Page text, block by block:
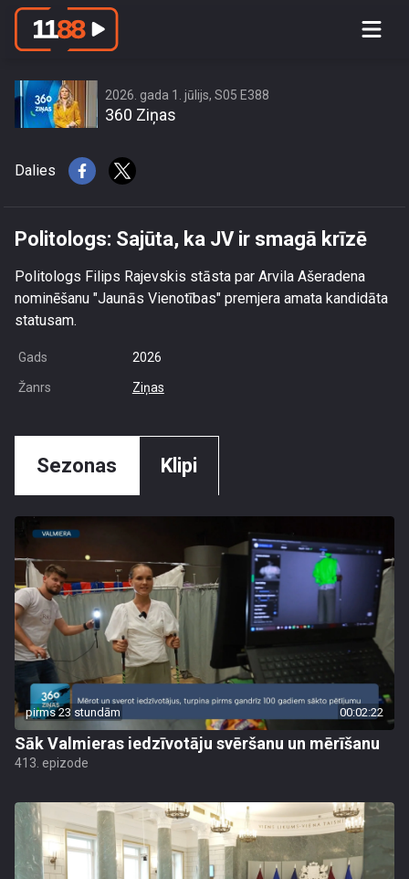
Politologs: Sajūta, ka JV ir smagā
2026. gada 1. jūlijs, S05 E388
360 Ziņas
Dalies
Politologs: Sajūta, ka JV ir smagā krīzē
Politologs Filips Rajevskis stāsta par Arvila Ašeradena
nominēšanu "Jaunās Vienotības" premjera amata kandidāta
statusam.
Gads 2026
Žanrs Ziņas
Sezonas Klipi
pirms 23 stundām 00:02:22
Sāk Valmieras iedzīvotāju svēršanu un mērīšanu
413. epizode